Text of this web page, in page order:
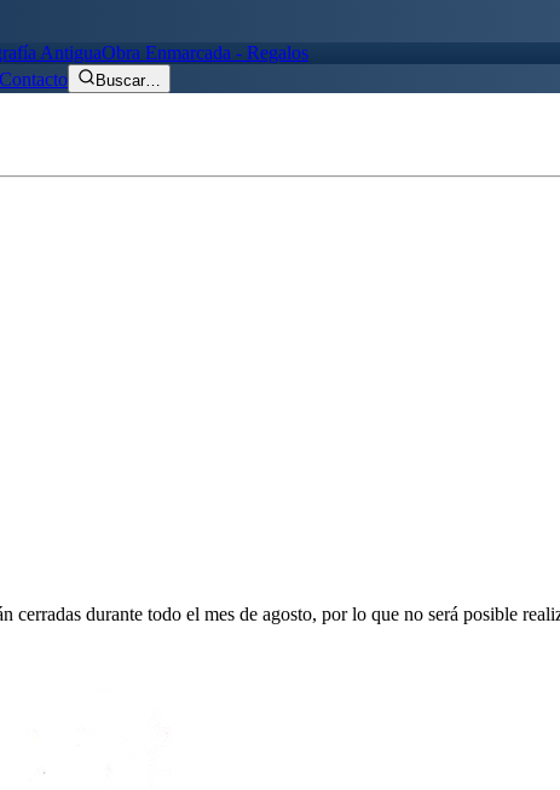
AntiguaObra Enmarcada - Regalos
Contacto Buscar…
cerradas durante todo el mes de agosto, por lo que no será posible